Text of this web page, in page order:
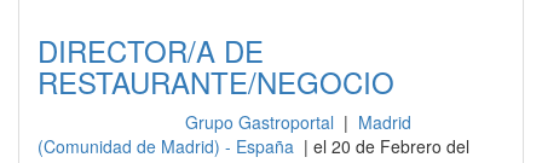
DIRECTOR/A DE
RESTAURANTE/NEGOCIO
Grupo Gastroportal | Madrid
(Comunidad de Madrid) - España | el 20 de Febrero del